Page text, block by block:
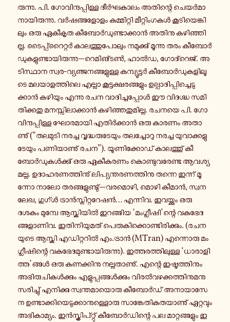
രു­ന്നു. പി. ഗോ­വി­ന്ദ­പ്പി­ള്ള ദീർ­ഘ­കാ­ലം അ­തി­ന്റെ ചെ­യർ­മാ­
നാ­യി­രു­ന്നു. വർ­ഷ­ങ്ങ­ളോ­ളം ക­മ്മി­റ്റി മീ­റ്റിം­ഗ­കൾ കൂ­ടി­യെ­ങ്കി­
ലും ഒരു ഏ­കീ­കൃ­ത കീ­ബോർ­ഡു­ണ്ടാ­ക്കാൻ അതിനു ക­ഴി­ഞ്ഞി­
ല്ല. ടൈ­പ്പ്റൈ­റ്റർ കാ­ല­ത്തു­പോ­ലും ന­മു­ക്കു് മൂ­ന്നു തരം കീ­ബോർ­
ഡു­ക­ളു­ണ്ടാ­യി­രു­ന്നു—റെ­മി­ങ്ടൺ, ഹാൽഡ, ഗോ­ദ്റെ­ജ്. അ­
ടി­സ്ഥാ­ന സ്വര-​വ്യഞ്ജനങ്ങളുള്ള ക­മ്പ്യൂ­ട്ടർ കീ­ബോർ­ഡു­ക­ളി­ലൂ­
ടെ മ­ല­യാ­ള­ത്തി­ലെ എല്ലാ കൂ­ട്ട­ക്ഷ­ര­ങ്ങ­ളും ഉ­ല്പാ­ദി­പ്പി­ച്ചെ­ടു­
ക്കാൻ ക­ഴി­യും എന്നു രചന വാ­ദി­ച്ച­പ്പോൾ ഈ വി­ദ­ഗ്ദ്ധ സ­മി­
തി­ക്ക­തു മ­ന­സ്സി­ലാ­ക്കാൻ ക­ഴി­ഞ്ഞ­തു­മി­ല്ല. രചനയെ പി. ഗോ­
വി­ന്ദ­പ്പി­ള്ള ഘോ­ര­മാ­യി എ­തിർ­ക്കാൻ ഒരു കാരണം അ­താ­
ണു് (“ത­ല­മു­ടി നരച്ച വൃ­ദ്ധ­രു­ടേ­യും ത­ല­ച്ചോ­റു നരച്ച യു­വാ­ക്ക­ളു­
ടേ­യും പ­ണി­യാ­ണു് രചന”). യൂ­ണി­ക്കോ­ഡ് കാ­ല­ത്തു് കീ­
ബോർ­ഡു­കൾ­ക്കു് ഒരു ഏ­കീ­ക­ര­ണം കൊ­ണ്ടു­വ­രേ­ണ്ട ആ­വ­ശ്യ­
മ­ല്ല. ഉ­ദാ­ഹ­ര­ണ­ത്തി­നു് ലി­പ്യ­ന്ത­ര­ണ­ത്തി­നു തന്നെ ഇന്ന് മൂ­
ന്നോ നാലോ ത­ര­ങ്ങ­ളു­ണ്ടു്—വ­ര­മൊ­ഴി, മൊഴി കീമാൻ, സ്വ­ന­
ലേ­ഖ, ഗുഗ്ൾ ട്രാൻ­സ്ലി­റ്റ­റേ­ഷൻ… എ­ന്നി­വ. ഇ­വ­യ്ക്കും ഒരു
ദശകം മു­മ്പേ ആ­സ്കി­യിൽ ഇ­റ­ങ്ങി­യ ‘മം­ഗ്ലീ­ഷി’ന്റെ വ­ക­ഭേ­ദ­
ങ്ങ­ളാ­ണി­വ. ഇ­തി­നി­യു­മ­ത് പെ­രു­കി­ക്കൊ­ണ്ടി­രി­ക്കും. (ര­ച­ന­
യു­ടെ ആസ്കി എ­ഡി­റ്റ­റിൽ എം.ട്രാൻ (MTran) എ­ന്നൊ­രു മം­
ഗ്ലീ­ഷി­ന്റെ വ­ക­ഭേ­ദ­മു­ണ്ടാ­യി­രു­ന്നു). ഇ­ത്ത­ര­ത്തി­ലു­ള്ള ‘ധാ­രാ­ളി­
ത്ത’ങ്ങൾ ഒരു ക­ണ­ക്കി­നു ന­ല്ല­താ­ണു്. എന്റെ ഇ­ഷ്ട­ത്തി­നും
അ­ഭി­രു­ചി­കൾ­ക്കും എ­ളു­പ്പ­ങ്ങൾ­ക്കും വി­രൽ­വ­ഴ­ക്ക­ത്തി­നു­മ­നു­
സ­രി­ച്ചു് എ­നി­ക്കു സ്വ­ന്ത­മാ­യൊ­രു കീ­ബോർ­ഡ് അ­നാ­യാ­സേ­
ന ഉ­ണ്ടാ­ക്കി­യെ­ടു­ക്കാ­നു­ള്ളൊ­രു സാ­ങ്കേ­തി­ക­ത­യാ­ണു് ഏ­റ്റ­വും
അ­ഭി­കാ­മ്യം. ഇൻ­സ്ക്രി­പ്റ്റു് കീ­ബോർ­ഡി­ന്റെ പല മാ­റ്റ­ങ്ങ­ളും ഇ­